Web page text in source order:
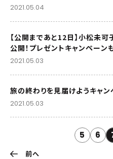
2021.05.04
【公開まであと12日】小松未
公開！プレゼントキャンペーン
2021.05.03
旅の終わりを見届けようキャン
2021.05.03
5 6
前へ